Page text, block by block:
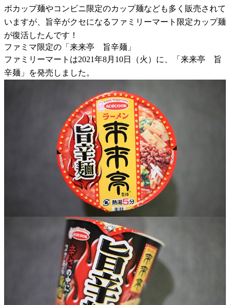
ボカップ麺やコンビニ限定のカップ麺なども多く販売されて
いますが、旨辛がクセになるファミリーマート限定カップ麺
が復活したんです！
ファミマ限定の「来来亭 旨辛麺」
ファミリーマートは2021年8月10日（火）に、「来来亭 旨
辛麺」を発売しました。